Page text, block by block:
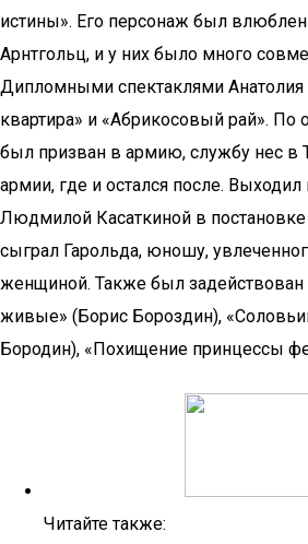
истины». Его персонаж был
Арнтгольц, и у них было много
Дипломными спектаклями Анатолия
квартира» и «Абрикосовый рай». По
был призван в армию, службу нес в
армии, где и остался после. Выходил
Людмилой Касаткиной в
сыграл Гарольда, юношу,
женщиной. Также был задействован
живые» (Борис Бороздин),
Бородин), «Похищение принцессы
Читайте также: